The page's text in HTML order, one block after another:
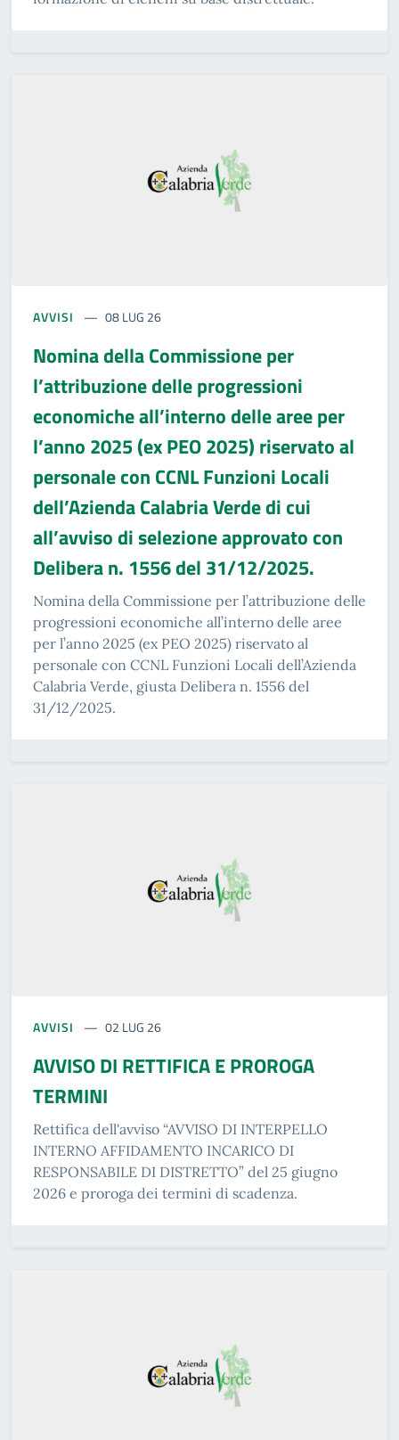
AVVISI 08 LUG 26
Nomina della Commissione per
l’attribuzione delle progressioni
economiche all’interno delle aree per
l’anno 2025 (ex PEO 2025) riservato al
personale con CCNL Funzioni Locali
dell’Azienda Calabria Verde di cui
all’avviso di selezione approvato con
Delibera n. 1556 del 31/12/2025.
Nomina della Commissione per l’attribuzione delle
progressioni economiche all’interno delle aree
per l’anno 2025 (ex PEO 2025) riservato al
personale con CCNL Funzioni Locali dell’Azienda
Calabria Verde, giusta Delibera n. 1556 del
31/12/2025.
AVVISI 02 LUG 26
AVVISO DI RETTIFICA E PROROGA
TERMINI
Rettifica dell'avviso “AVVISO DI INTERPELLO
INTERNO AFFIDAMENTO INCARICO DI
RESPONSABILE DI DISTRETTO” del 25 giugno
2026 e proroga dei termini di scadenza.